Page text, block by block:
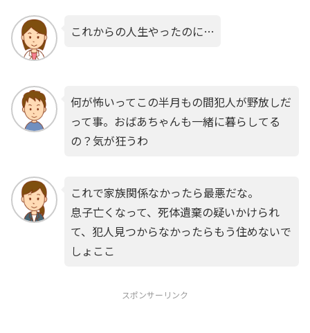
これからの人生やったのに…
何が怖いってこの半月もの間犯人が野放しだ
って事。おばあちゃんも一緒に暮らしてる
の？気が狂うわ
これで家族関係なかったら最悪だな。
息子亡くなって、死体遺棄の疑いかけられ
て、犯人見つからなかったらもう住めないで
しょここ
スポンサーリンク